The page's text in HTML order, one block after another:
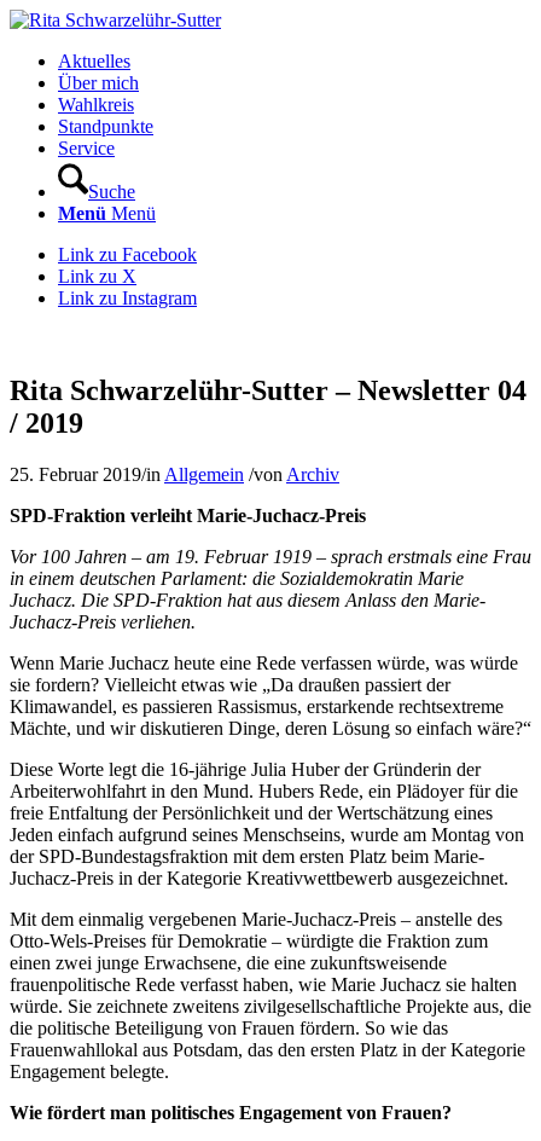
Aktuelles
Über mich
Wahlkreis
Standpunkte
Service
Suche
Menü Menü
Link zu Facebook
Link zu X
Link zu Instagram
Rita Schwarzelühr-Sutter – Newsletter 04
/ 2019
25. Februar 2019/in Allgemein /von Archiv
SPD-Fraktion verleiht Marie-Juchacz-Preis
Vor 100 Jahren – am 19. Februar 1919 – sprach erstmals eine Frau
in einem deutschen Parlament: die Sozialdemokratin Marie
Juchacz. Die SPD-Fraktion hat aus diesem Anlass den Marie-
Juchacz-Preis verliehen.
Wenn Marie Juchacz heute eine Rede verfassen würde, was würde
sie fordern? Vielleicht etwas wie „Da draußen passiert der
Klimawandel, es passieren Rassismus, erstarkende rechtsextreme
Mächte, und wir diskutieren Dinge, deren Lösung so einfach wäre?“
Diese Worte legt die 16-jährige Julia Huber der Gründerin der
Arbeiterwohlfahrt in den Mund. Hubers Rede, ein Plädoyer für die
freie Entfaltung der Persönlichkeit und der Wertschätzung eines
Jeden einfach aufgrund seines Menschseins, wurde am Montag von
der SPD-Bundestagsfraktion mit dem ersten Platz beim Marie-
Juchacz-Preis in der Kategorie Kreativwettbewerb ausgezeichnet.
Mit dem einmalig vergebenen Marie-Juchacz-Preis – anstelle des
Otto-Wels-Preises für Demokratie – würdigte die Fraktion zum
einen zwei junge Erwachsene, die eine zukunftsweisende
frauenpolitische Rede verfasst haben, wie Marie Juchacz sie halten
würde. Sie zeichnete zweitens zivilgesellschaftliche Projekte aus, die
die politische Beteiligung von Frauen fördern. So wie das
Frauenwahllokal aus Potsdam, das den ersten Platz in der Kategorie
Engagement belegte.
Wie fördert man politisches Engagement von Frauen?